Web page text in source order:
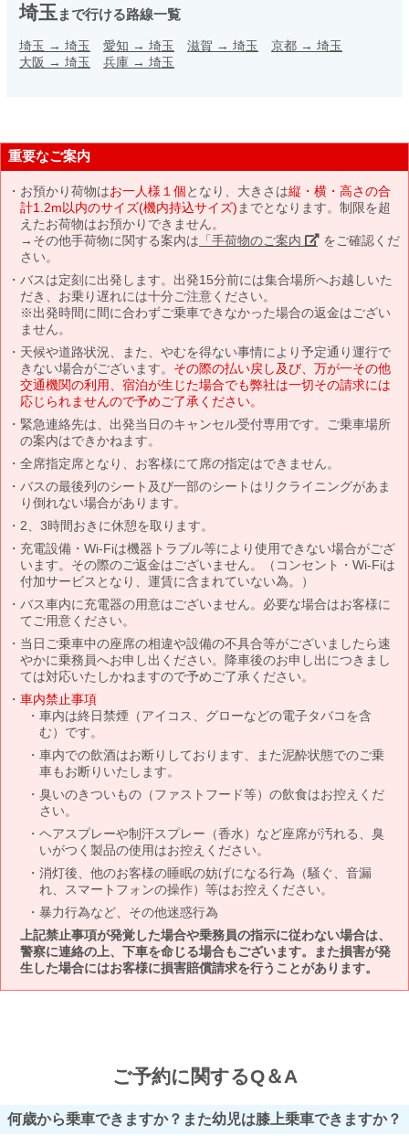
埼玉 まで行ける路線一覧
埼玉 → 埼玉 愛知 → 埼玉 滋賀 → 埼玉 京都 → 埼玉
大阪 → 埼玉 兵庫 → 埼玉
重要なご案内
お預かり荷物はお一人様１個となり、大きさは縦・横・高さの合
計1.2m以内のサイズ(機内持込サイズ) までとなります。制限を超
えたお荷物はお預かりできません。
→その他手荷物に関する案内は 「手荷物のご案内」 をご確認くだ
さい。
バスは定刻に出発します。出発15分前には集合場所へお越しいた
だき、お乗り遅れには十分ご注意ください。
※出発時間に間に合わずご乗車できなかった場合の返金はござい
ません。
天候や道路状況、また、やむを得ない事情により予定通り運行で
きない場合がございます。 その際の払い戻し及び、万が一その他
交通機関の利用、宿泊が生じた場合でも弊社は一切その請求には
応じられませんので予めご了承ください。
緊急連絡先は、出発当日のキャンセル受付専用です。ご乗車場所
の案内はできかねます。
全席指定席となり、お客様にて席の指定はできません。
バスの最後列のシート及び一部のシートはリクライニングがあま
り倒れない場合があります。
2、3時間おきに休憩を取ります。
充電設備・Wi-Fiは機器トラブル等により使用できない場合がござ
います。その際のご返金はございません。（コンセント・Wi-Fiは
付加サービスとなり、運賃に含まれていない為。）
バス車内に充電器の用意はございません。必要な場合はお客様に
てご用意ください。
当日ご乗車中の座席の相違や設備の不具合等がございましたら速
やかに乗務員へお申し出ください。降車後のお申し出につきまし
ては対応いたしかねますので予めご了承ください。
車内禁止事項
車内は終日禁煙（アイコス、グローなどの電子タバコを含
む）です。
車内での飲酒はお断りしております、また泥酔状態でのご乗
車もお断りいたします。
臭いのきついもの（ファストフード等）の飲食はお控えくだ
さい。
ヘアスプレーや制汗スプレー（香水）など座席が汚れる、臭
いがつく製品の使用はお控えください。
消灯後、他のお客様の睡眠の妨げになる行為（騒ぐ、音漏
れ、スマートフォンの操作）等はお控えください。
暴力行為など、その他迷惑行為
上記禁止事項が発覚した場合や乗務員の指示に従わない場合は、
警察に連絡の上、下車を命じる場合もございます。また損害が発
生した場合にはお客様に損害賠償請求を行うことがあります。
ご予約に関するQ＆A
何歳から乗車できますか？また幼児は膝上乗車できますか？